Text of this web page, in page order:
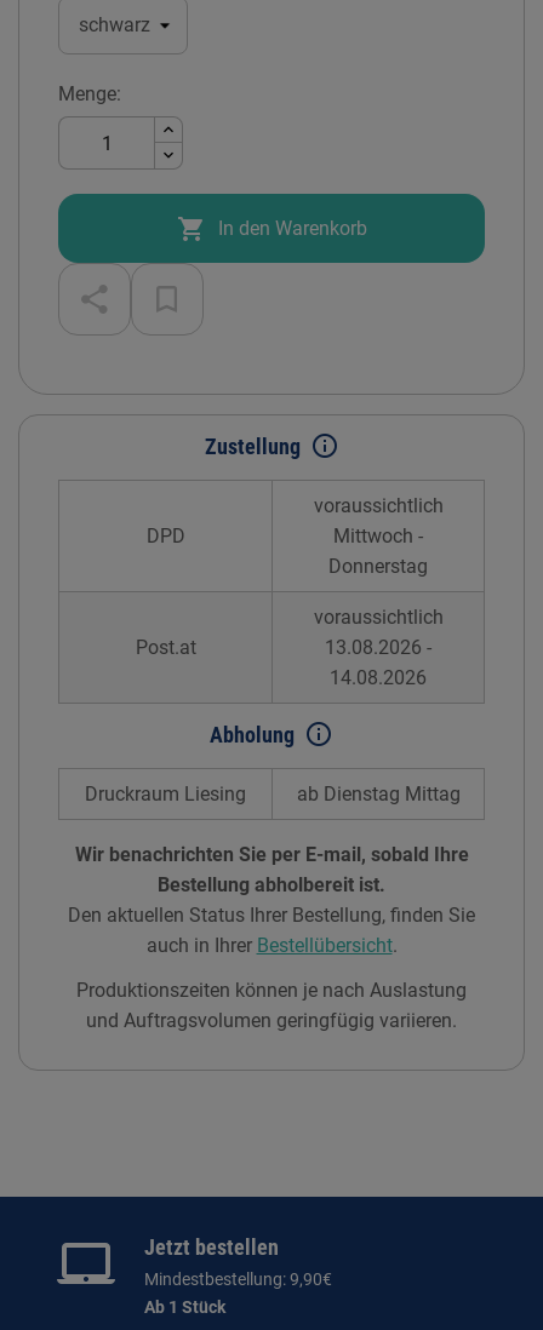
Menge:
 In den Warenkorb
Zustellung info_outline
DPD
voraussichtlich
Mittwoch -
Donnerstag
Post.at
voraussichtlich
13.08.2026 -
14.08.2026
Abholung info_outline
Druckraum Liesing ab Dienstag Mittag
Wir benachrichten Sie per E-mail, sobald Ihre
Bestellung abholbereit ist.
Den aktuellen Status Ihrer Bestellung, finden Sie
auch in Ihrer Bestellübersicht.
Produktionszeiten können je nach Auslastung
und Auftragsvolumen geringfügig variieren.
Jetzt bestellen
Mindestbestellung: 9,90€
Ab 1 Stück